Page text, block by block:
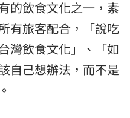
的飲食文化之一，素
有旅客配合，「說吃
灣飲食文化」、「如
自己想辦法，而不是